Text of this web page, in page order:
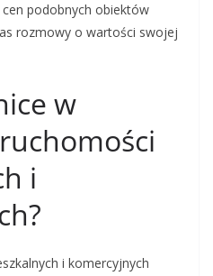
podobnych obiektów
rozmowy o wartości swojej
w
i
i komercyjnych